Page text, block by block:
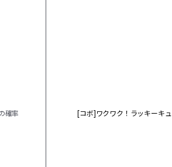
確率 [コボ]ワクワク！ラッキーキ